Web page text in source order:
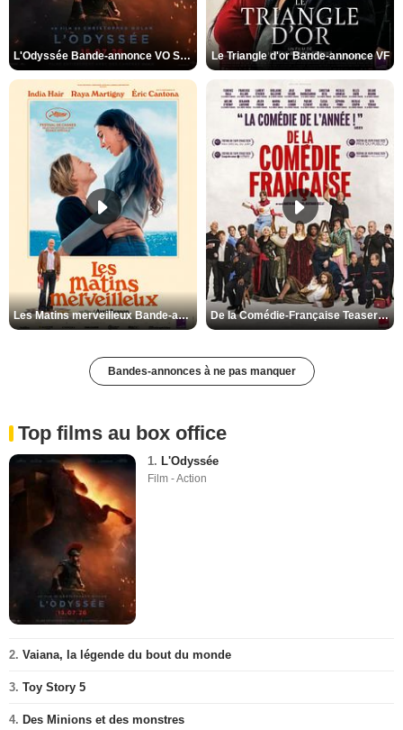
L'Odyssée Bande-annonce VO STFR Le Triangle d'or Bande-annonce VF
Les Matins merveilleux Bande-annonce VF De la Comédie-Française Teaser VF
Bandes-annonces à ne pas manquer
Top films au box office
1. L'Odyssée
Film - Action
2. Vaiana, la légende du bout du monde
3. Toy Story 5
4. Des Minions et des monstres